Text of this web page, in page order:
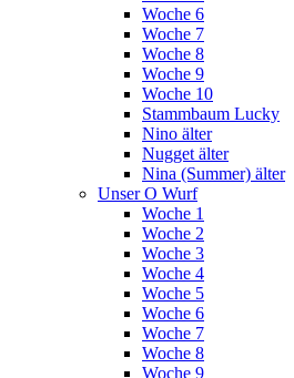
Woche 6
Woche 7
Woche 8
Woche 9
Woche 10
Stammbaum Lucky
Nino älter
Nugget älter
Nina (Summer) älter
Unser O Wurf
Woche 1
Woche 2
Woche 3
Woche 4
Woche 5
Woche 6
Woche 7
Woche 8
Woche 9